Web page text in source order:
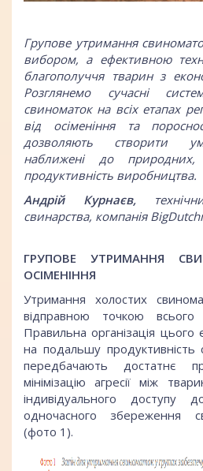
Групове утримання
вибором, а ефективною
благополуччя тварин з
Розглянемо сучасні
свиноматок на всіх етапах
від осіменіння та
дозволяють створити
наближені до природних,
продуктивність виробництва.
Андрій Курнаєв,
свинарства, компанія
ГРУПОВЕ УТРИМАННЯ
ОСІМЕНІННЯ
Утримання холостих
відправною точкою всього
Правильна організація цього
на подальшу продуктивність
передбачають достатнє
мінімізацію агресії між
індивідуального
одночасного збереження
(фото 1).